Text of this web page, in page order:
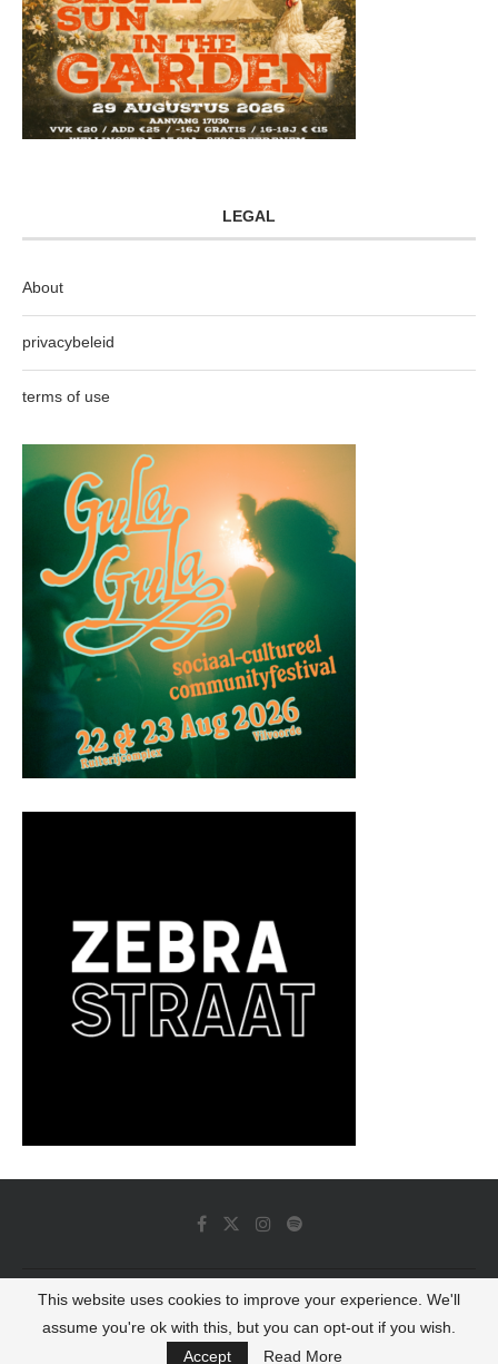
LEGAL
About
privacybeleid
terms of use
© 2022 - Luminous Dash All Rights Reserved
BACK TO TOP
This website uses cookies to improve your experience. We'll
assume you're ok with this, but you can opt-out if you wish.
Accept
Read More